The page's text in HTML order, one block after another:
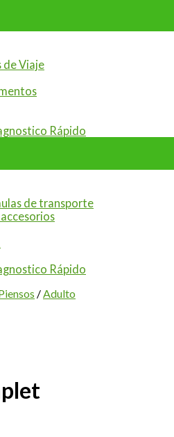
de Viaje
Rápido
de transporte
Rápido
/Adulto